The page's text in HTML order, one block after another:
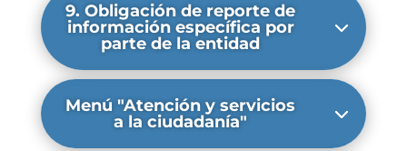
9. Obligación de reporte de
información específica por
parte de la entidad
Menú "Atención y servicios
a la ciudadanía"